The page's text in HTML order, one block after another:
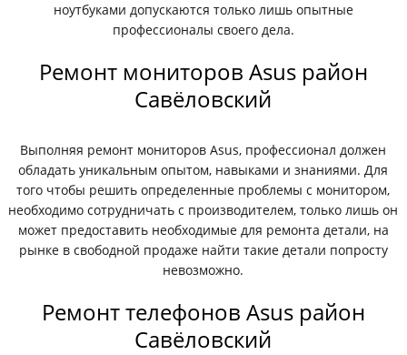
ноутбуками допускаются только лишь опытные
профессионалы своего дела.
Ремонт мониторов Asus район
Савёловский
Выполняя ремонт мониторов Asus, профессионал должен
обладать уникальным опытом, навыками и знаниями. Для
того чтобы решить определенные проблемы с монитором,
необходимо сотрудничать с производителем, только лишь он
может предоставить необходимые для ремонта детали, на
рынке в свободной продаже найти такие детали попросту
невозможно.
Ремонт телефонов Asus район
Савёловский